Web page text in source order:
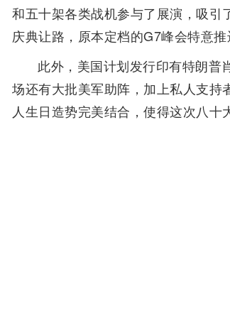
和五十架各类战机参与了展演，吸引
庆典让路，原本定档的G7峰会特意
此外，美国计划发行印有特朗普
场还有大批美军助阵，加上私人支持
人生日造势完美结合，使得这次八十